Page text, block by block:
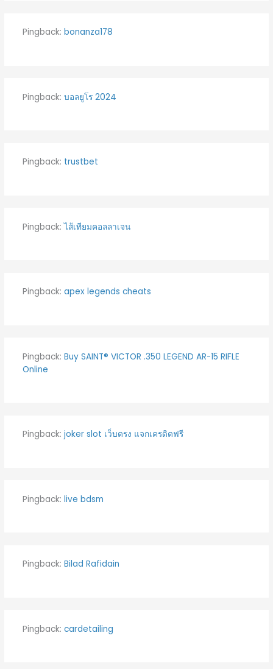
Pingback: bonanza178
Pingback: บอลยูโร 2024
Pingback: trustbet
Pingback:ไส้เทียมคอลลาเจน
Pingback: apex legends cheats
Pingback: Buy SAINT® VICTOR .350 LEGEND AR-15 RIFLE
Online
Pingback: joker slot เว็บตรง แจกเครดิตฟรี
Pingback: live bdsm
Pingback: Bilad Rafidain
Pingback: cardetailing